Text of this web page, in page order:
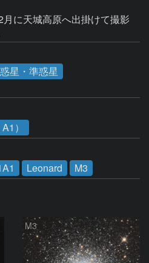
に天城高原へ出掛けて撮影
星・準惑星
）
Leonard M3
M3